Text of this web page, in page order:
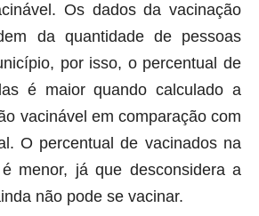
Os dados da vacinação
da quantidade de pessoas
por isso, o percentual de
é maior quando calculado a
vacinável em comparação com
O percentual de vacinados na
menor, já que desconsidera a
não pode se vacinar.